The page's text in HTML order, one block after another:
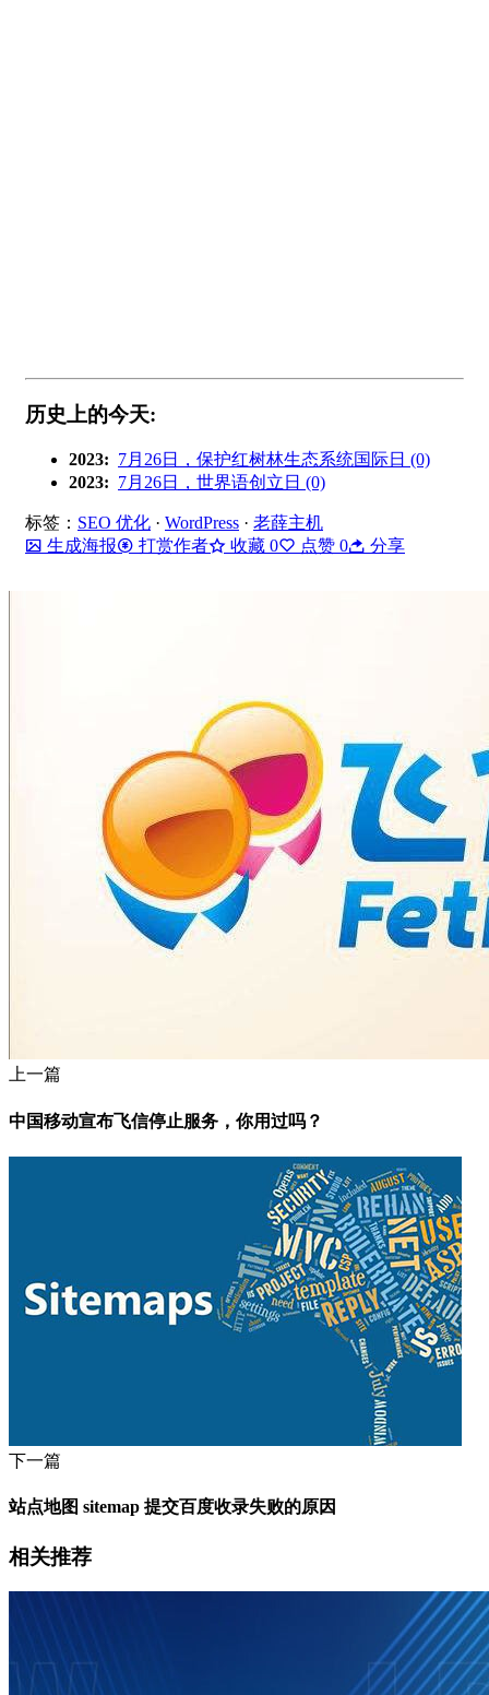
历史上的今天:
2023: 7月26日，保护红树林生态系统国际日 (0)
2023: 7月26日，世界语创立日 (0)
标签： SEO 优化 · WordPress · 老薛主机
生成海报
打赏作者 收藏 0 点赞 0 分享
上一篇
中国移动宣布飞信停止服务，你用过吗？
下一篇
站点地图 sitemap 提交百度收录失败的原因
相关推荐